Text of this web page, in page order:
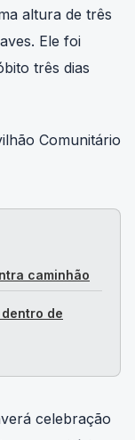
altura de três
Ele foi
três dias
caminhão
de
celebração